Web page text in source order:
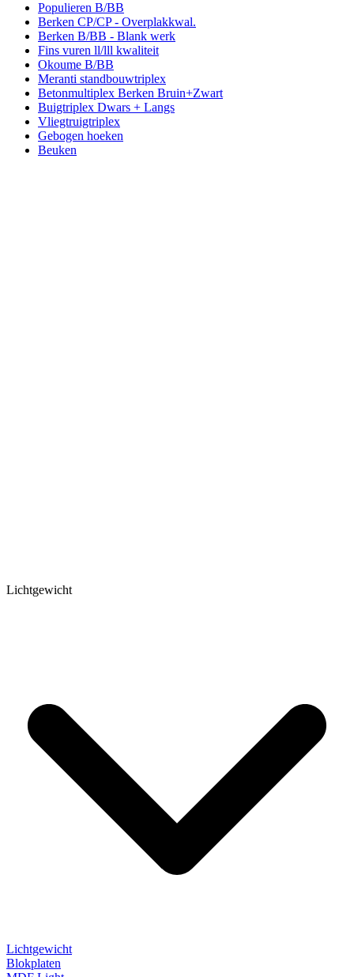
Populieren B/BB
Berken CP/CP - Overplakkwal.
Berken B/BB - Blank werk
Fins vuren ll/lll kwaliteit
Okoume B/BB
Meranti standbouwtriplex
Betonmultiplex Berken Bruin+Zwart
Buigtriplex Dwars + Langs
Vliegtruigtriplex
Gebogen hoeken
Beuken
Lichtgewicht
Lichtgewicht
Blokplaten